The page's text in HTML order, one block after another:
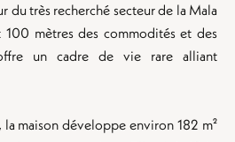
du très recherché secteur de la Mala
100 mètres des commodités et des
un cadre de vie rare alliant
maison développe environ 182 m²